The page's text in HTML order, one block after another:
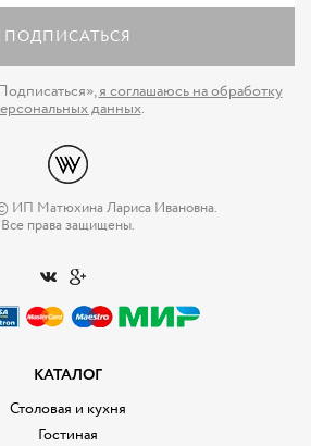
ПОДПИСАТЬСЯ
я соглашаюсь на обработку
данных.
ИП Матюхина Лариса Ивановна.
Все права защищены.
КАТАЛОГ
Столовая и кухня
Гостиная